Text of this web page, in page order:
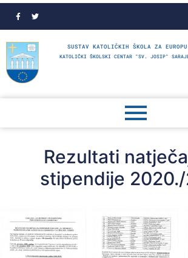
SUSTAV KATOLIČKIH ŠKOLA ZA EUROPU
KATOLIČKI ŠKOLSKI CENTAR "SV. JOSIP"
Rezultati
stipendije 2020./